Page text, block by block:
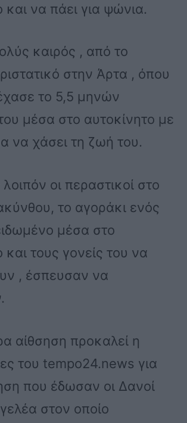
και να πάει για ψώνια.
καιρός , από το
στην Άρτα , όπου
το 5,5 μηνών
μέσα στο αυτοκίνητο με
να χάσει τη ζωή του.
οι περαστικοί στο
το αγοράκι ενός
μέσα στο
και τους γονείς του να
, έσπευσαν να
αίθσηση προκαλεί η
του tempo24.news για
που έδωσαν οι Δανοί
στον οποίο